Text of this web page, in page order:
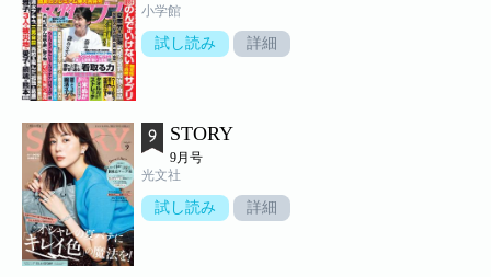
小学館
試し読み 詳細
STORY
9月号
光文社
試し読み 詳細